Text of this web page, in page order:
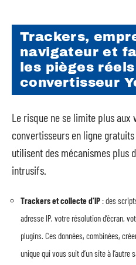
Trackers,
navigateur et
les pièges réels
convertisseur
Le risque ne se limite plus aux
convertisseurs en ligne
utilisent des mécanismes plus
intrusifs.
Trackers et collecte d’IP : des
adresse IP, votre résolution d’écran,
plugins. Ces données, combinées,
unique qui vous suit d’un site à l’autre